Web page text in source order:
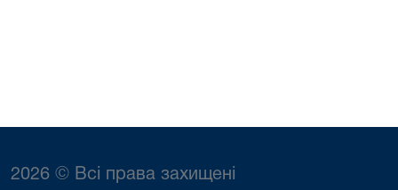
2026 © Всі права захищені